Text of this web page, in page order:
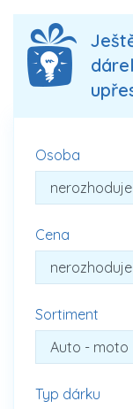
Osoba
Cena
Sortiment
Typ dárku